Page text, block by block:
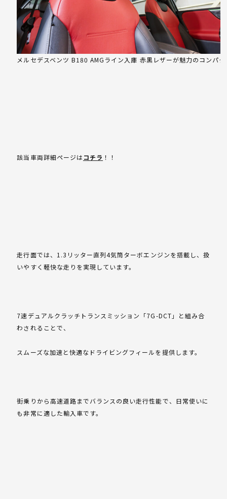
メルセデスベンツ B180 AMGライン入庫 赤黒レザーが魅力のコンパ
該当車両詳細ページはコチラ ！！
走行面では、1.3リッター直列4気筒ターボエンジンを搭載し、扱
いやすく軽快な走りを実現しています。
7速デュアルクラッチトランスミッション「7G-DCT」と組み合
わされることで、
スムーズな加速と快適なドライビングフィールを提供します。
街乗りから高速道路までバランスの良い走行性能で、日常使いに
も非常に適した輸入車です。